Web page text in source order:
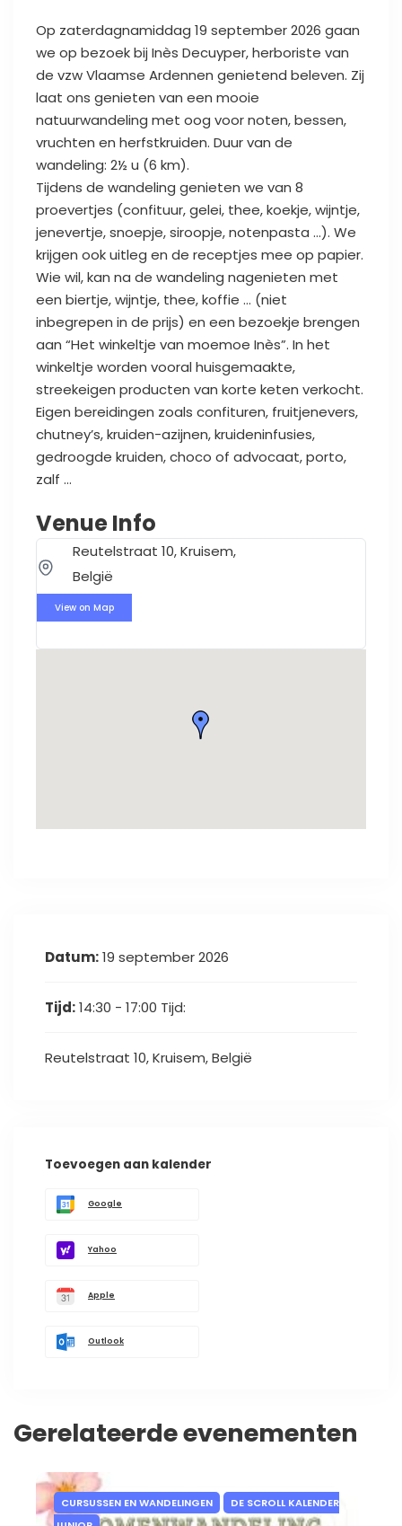
Op zaterdagnamiddag 19 september 2026 gaan
we op bezoek bij Inès Decuyper, herboriste van
de vzw Vlaamse Ardennen genietend beleven. Zij
laat ons genieten van een mooie
natuurwandeling met oog voor noten, bessen,
vruchten en herfstkruiden. Duur van de
wandeling: 2½ u (6 km).
Tijdens de wandeling genieten we van 8
proevertjes (confituur, gelei, thee, koekje, wijntje,
jenevertje, snoepje, siroopje, notenpasta …). We
krijgen ook uitleg en de receptjes mee op papier.
Wie wil, kan na de wandeling nagenieten met
een biertje, wijntje, thee, koffie … (niet
inbegrepen in de prijs) en een bezoekje brengen
aan “Het winkeltje van moemoe Inès”. In het
winkeltje worden vooral huisgemaakte,
streekeigen producten van korte keten verkocht.
Eigen bereidingen zoals confituren, fruitjenevers,
chutney’s, kruiden-azijnen, kruideninfusies,
gedroogde kruiden, choco of advocaat, porto,
zalf …
Venue Info
Reutelstraat 10, Kruisem,
België
View on Map
Datum:19 september 2026
Tijd:14:30 - 17:00 Tijd:
Reutelstraat 10, Kruisem, België
Toevoegen aan kalender
Google
Yahoo
Apple
Outlook
Gerelateerde evenementen
CURSUSSEN EN WANDELINGEN
DE SCROLL KALENDER